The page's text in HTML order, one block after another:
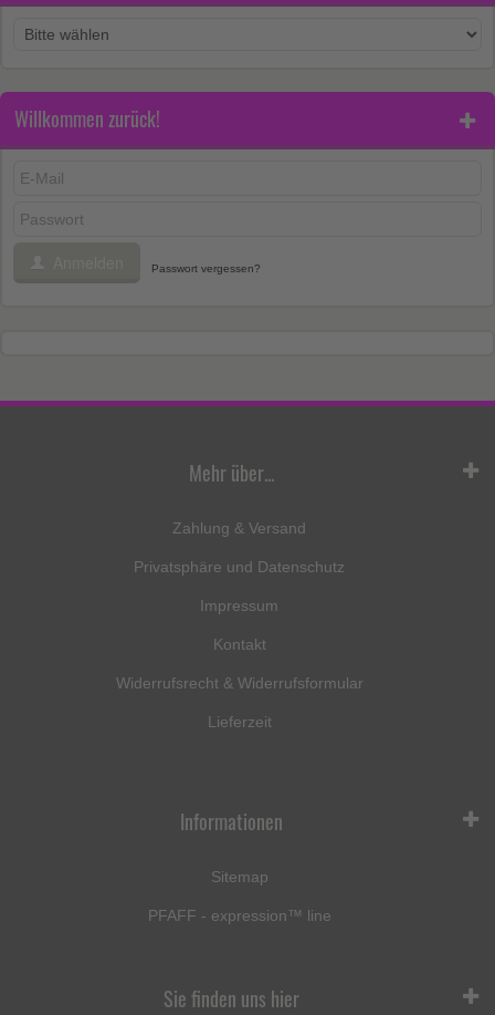
Willkommen zurück!
Passwort vergessen?
Mehr über...
Zahlung & Versand
Privatsphäre und Datenschutz
Impressum
Kontakt
Widerrufsrecht & Widerrufsformular
Lieferzeit
Informationen
Sitemap
PFAFF - expression™ line
Sie finden uns hier